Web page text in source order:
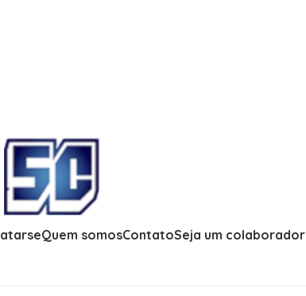
Quem somosContatoSeja um colaborador